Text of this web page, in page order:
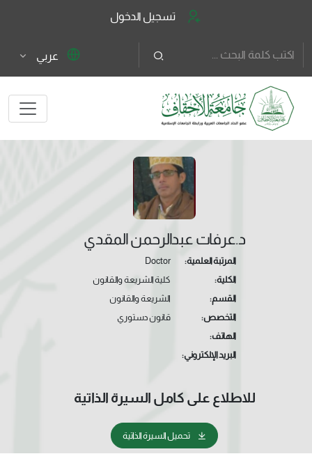
تسجيل الدخول
عربي
د.عرفات عبدالرحمن المقدي
المرتبة العلمية:
Doctor
الكلية:
كلية الشريعة والقانون
القسم:
الشريعة والقانون
التخصص:
قانون دستوري
الهاتف:
البريد الإلكتروني:
للاطلاع على كامل السيرة الذاتية
تحميل السيرة الذاتية